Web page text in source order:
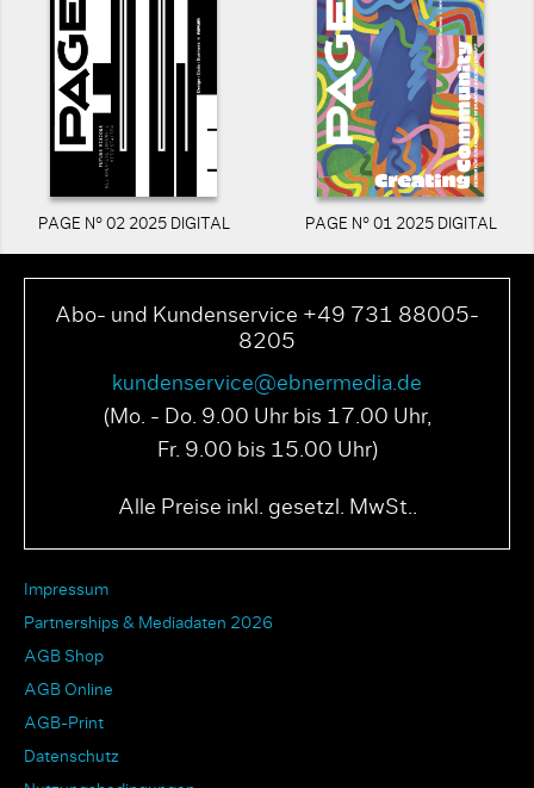
PAGE N° 02 2025 DIGITAL PAGE N° 01 2025 DIGITAL
Abo- und Kundenservice +49 731 88005-
8205
kundenservice@ebnermedia.de
(Mo. - Do. 9.00 Uhr bis 17.00 Uhr,
Fr. 9.00 bis 15.00 Uhr)
Alle Preise inkl. gesetzl. MwSt..
Impressum
Partnerships & Mediadaten 2026
AGB Shop
AGB Online
AGB-Print
Datenschutz